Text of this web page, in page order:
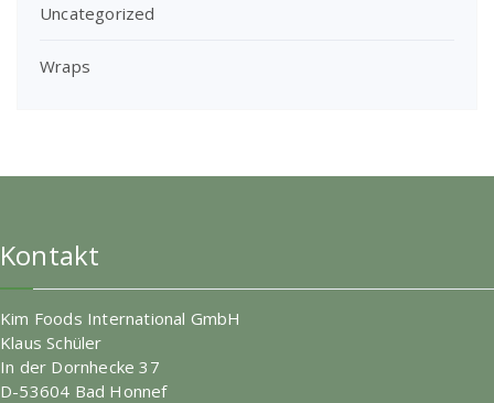
Uncategorized
Wraps
Kontakt
Kim Foods International GmbH
Klaus Schüler
In der Dornhecke 37
D-53604 Bad Honnef